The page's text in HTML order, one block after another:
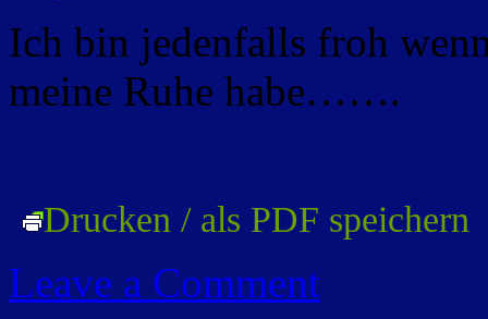
Ich bin jedenfalls froh
meine Ruhe habe…….
Drucken / als PDF speichern
Leave a Comment